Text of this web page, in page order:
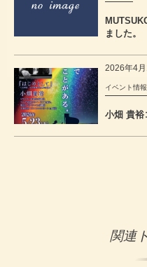
ました。
2026年4
イベント情報
小畑 貴裕
関連